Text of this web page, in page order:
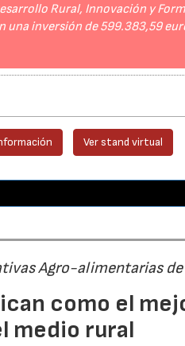
Rural, Innovación y
inversión de 599.383,59
Ver stand virtual
Agro-alimentarias de
como el
medio rural